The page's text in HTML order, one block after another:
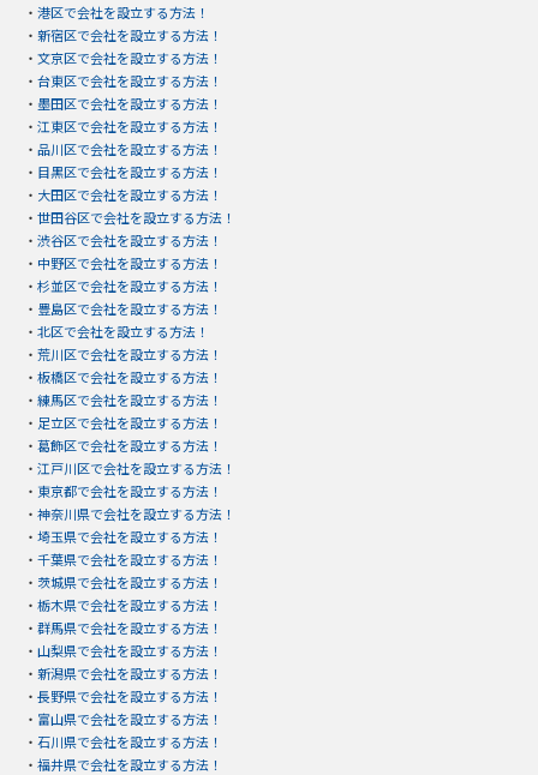
・ 港区で会社を設立する方法！
・ 新宿区で会社を設立する方法！
・ 文京区で会社を設立する方法！
・ 台東区で会社を設立する方法！
・ 墨田区で会社を設立する方法！
・ 江東区で会社を設立する方法！
・ 品川区で会社を設立する方法！
・ 目黒区で会社を設立する方法！
・ 大田区で会社を設立する方法！
・ 世田谷区で会社を設立する方法！
・ 渋谷区で会社を設立する方法！
・ 中野区で会社を設立する方法！
・ 杉並区で会社を設立する方法！
・ 豊島区で会社を設立する方法！
・ 北区で会社を設立する方法！
・ 荒川区で会社を設立する方法！
・ 板橋区で会社を設立する方法！
・ 練馬区で会社を設立する方法！
・ 足立区で会社を設立する方法！
・ 葛飾区で会社を設立する方法！
・ 江戸川区で会社を設立する方法！
・ 東京都で会社を設立する方法！
・ 神奈川県で会社を設立する方法！
・ 埼玉県で会社を設立する方法！
・ 千葉県で会社を設立する方法！
・ 茨城県で会社を設立する方法！
・ 栃木県で会社を設立する方法！
・ 群馬県で会社を設立する方法！
・ 山梨県で会社を設立する方法！
・ 新潟県で会社を設立する方法！
・ 長野県で会社を設立する方法！
・ 富山県で会社を設立する方法！
・ 石川県で会社を設立する方法！
・ 福井県で会社を設立する方法！